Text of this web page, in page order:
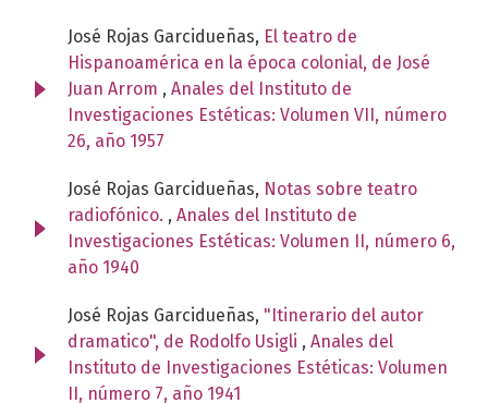
José Rojas Garcidueñas, El teatro de
Hispanoamérica en la época colonial, de José
Juan Arrom , Anales del Instituto de
Investigaciones Estéticas: Volumen VII, número
26, año 1957
José Rojas Garcidueñas, Notas sobre teatro
radiofónico. , Anales del Instituto de
Investigaciones Estéticas: Volumen II, número 6,
año 1940
José Rojas Garcidueñas, "Itinerario del autor
dramatico", de Rodolfo Usigli , Anales del
Instituto de Investigaciones Estéticas: Volumen
II, número 7, año 1941